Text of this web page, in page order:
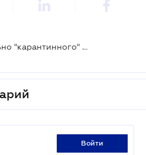
ВС высказался относительно "карантинного" освобождения от арендной платы
войти